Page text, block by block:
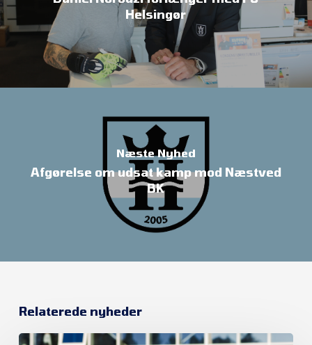
Helsingør
Næste Nyhed
Afgørelse om udsat kamp mod Næstved
BK
Relaterede nyheder